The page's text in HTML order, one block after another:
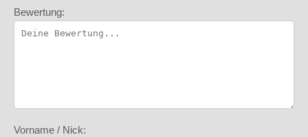
Bewertung:
Vorname / Nick: